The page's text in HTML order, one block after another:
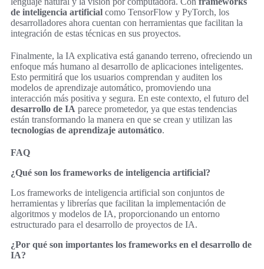
de inteligencia artificial como TensorFlow y PyTorch, los
desarrolladores ahora cuentan con herramientas que facilitan la
integración de estas técnicas en sus proyectos.
Finalmente, la IA explicativa está ganando terreno, ofreciendo un
enfoque más humano al desarrollo de aplicaciones inteligentes.
Esto permitirá que los usuarios comprendan y auditen los
modelos de aprendizaje automático, promoviendo una
interacción más positiva y segura. En este contexto, el futuro del
desarrollo de IA parece prometedor, ya que estas tendencias
están transformando la manera en que se crean y utilizan las
tecnologías de aprendizaje automático.
FAQ
¿Qué son los frameworks de inteligencia artificial?
Los frameworks de inteligencia artificial son conjuntos de
herramientas y librerías que facilitan la implementación de
algoritmos y modelos de IA, proporcionando un entorno
estructurado para el desarrollo de proyectos de IA.
¿Por qué son importantes los frameworks en el desarrollo de
IA?